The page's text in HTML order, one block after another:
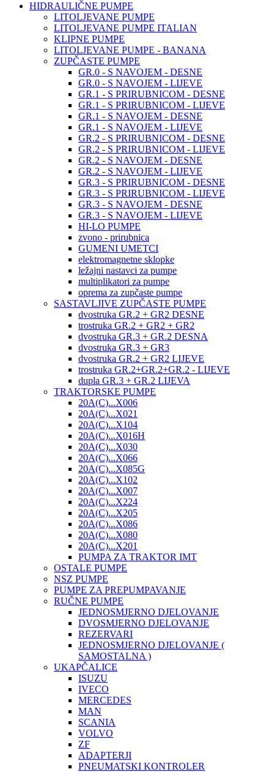
HIDRAULIČNE PUMPE
LITOLJEVANE PUMPE
LITOLJEVANE PUMPE ITALIAN
KLIPNE PUMPE
LITOLJEVANE PUMPE - BANANA
ZUPČASTE PUMPE
GR.0 - S NAVOJEM - DESNE
GR.0 - S NAVOJEM - LIJEVE
GR.1 - S PRIRUBNICOM - DESNE
GR.1 - S PRIRUBNICOM - LIJEVE
GR.1 - S NAVOJEM - DESNE
GR.1 - S NAVOJEM - LIJEVE
GR.2 - S PRIRUBNICOM - DESNE
GR.2 - S PRIRUBNICOM - LIJEVE
GR.2 - S NAVOJEM - DESNE
GR.2 - S NAVOJEM - LIJEVE
GR.3 - S PRIRUBNICOM - DESNE
GR.3 - S PRIRUBNICOM - LIJEVE
GR.3 - S NAVOJEM - DESNE
GR.3 - S NAVOJEM - LIJEVE
HI-LO PUMPE
zvono - prirubnica
GUMENI UMETCI
elektromagnetne sklopke
ležajni nastavci za pumpe
multiplikatori za pumpe
oprema za zupčaste pumpe
SASTAVLJIVE ZUPČASTE PUMPE
dvostruka GR.2 + GR2 DESNE
trostruka GR.2 + GR2 + GR2
dvostruka GR.3 + GR.2 DESNA
dvostruka GR.3 + GR3
dvostruka GR.2 + GR2 LIJEVE
trostruka GR.2+GR.2+GR.2 - LIJEVE
dupla GR.3 + GR.2 LIJEVA
TRAKTORSKE PUMPE
20A(C)...X006
20A(C)...X021
20A(C)...X104
20A(C)...X016H
20A(C)...X030
20A(C)...X066
20A(C)...X085G
20A(C)...X102
20A(C)...X007
20A(C)...X224
20A(C)...X205
20A(C)...X086
20A(C)...X080
20A(C)...X201
PUMPA ZA TRAKTOR IMT
OSTALE PUMPE
NSZ PUMPE
PUMPE ZA PREPUMPAVANJE
RUČNE PUMPE
JEDNOSMJERNO DJELOVANJE
DVOSMJERNO DJELOVANJE
REZERVARI
JEDNOSMJERNO DJELOVANJE (
SAMOSTALNA )
UKAPČALICE
ISUZU
IVECO
MERCEDES
MAN
SCANIA
VOLVO
ZF
ADAPTERJI
PNEUMATSKI KONTROLER